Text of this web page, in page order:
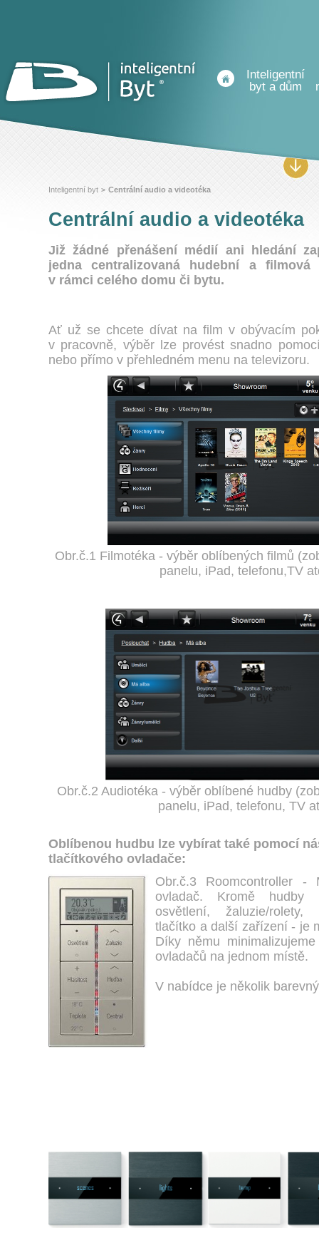
Inteligentní
byt a dům
Inteligentní byt > Centrální audio a videotéka
Centrální audio a videotéka
Již žádné přenášení médií ani hledání
jedna centralizovaná hudební a filmová
v rámci celého domu či bytu.
Ať už se chcete dívat na film v obývacím
v pracovně, výběr lze provést snadno
nebo přímo v přehledném menu na televizoru.
Obr.č.1 Filmotéka - výběr oblíbených filmů
panelu, iPad, telefonu,TV
Obr.č.2 Audiotéka - výběr oblíbené hudby
panelu, iPad, telefonu, TV
Oblíbenou hudbu lze vybírat také pomocí
tlačítkového ovladače:
Obr.č.3 Roomcontroller -
ovladač. Kromě hudby
osvětlení, žaluzie/rolety,
tlačítko a další zařízení - je
Díky němu
ovladačů na jednom místě.
V nabídce je několik